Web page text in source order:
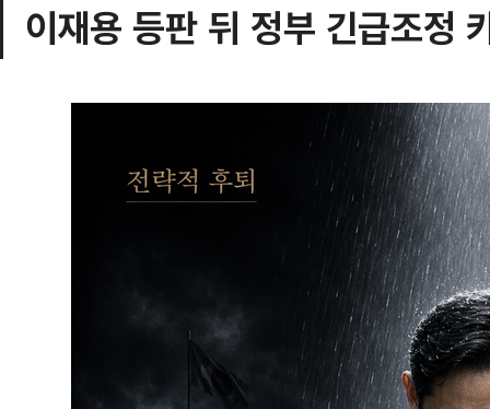
이재용 등판 뒤 정부 긴급조정